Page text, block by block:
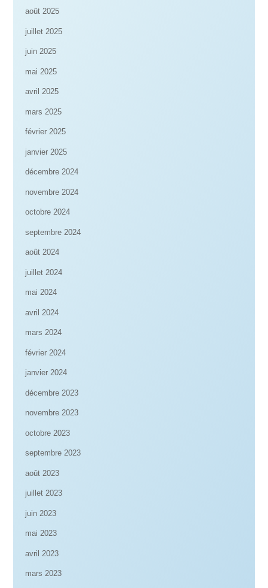
août 2025
juillet 2025
juin 2025
mai 2025
avril 2025
mars 2025
février 2025
janvier 2025
décembre 2024
novembre 2024
octobre 2024
septembre 2024
août 2024
juillet 2024
mai 2024
avril 2024
mars 2024
février 2024
janvier 2024
décembre 2023
novembre 2023
octobre 2023
septembre 2023
août 2023
juillet 2023
juin 2023
mai 2023
avril 2023
mars 2023